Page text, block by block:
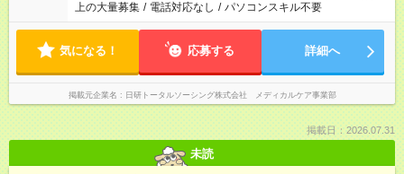
上の大量募集 / 電話対応なし / パソコンスキル不要
気になる！ 応募する 詳細へ
掲載元企業名 日研トータルソーシング株式会社 メディカルケア事業部
掲載日：2026.07.31
未読